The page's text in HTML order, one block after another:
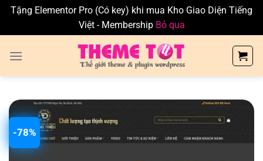
Tặng Elementor Pro (Có key) khi mua Kho Giao Diện Tiếng
Việt - Membership Bỏ qua
-78%